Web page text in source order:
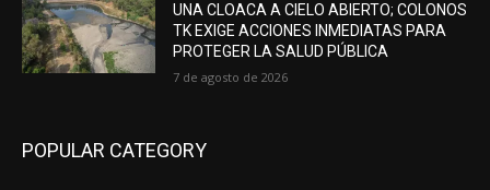
UNA CLOACA A CIELO ABIERTO; COLONOS
TK EXIGE ACCIONES INMEDIATAS PARA
PROTEGER LA SALUD PÚBLICA
7 de agosto de 2026
POPULAR CATEGORY